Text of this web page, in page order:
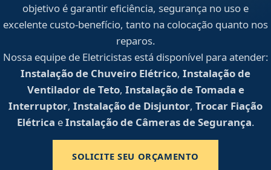
objetivo é garantir eficiência, segurança no uso e
excelente custo-benefício, tanto na colocação quanto nos
reparos.
Nossa equipe de Eletricistas está disponível para atender:
Instalação de Chuveiro Elétrico, Instalação de
Ventilador de Teto, Instalação de Tomada e
Interruptor, Instalação de Disjuntor, Trocar Fiação
Elétrica eInstalação de Câmeras de Segurança.
SOLICITE SEU ORÇAMENTO